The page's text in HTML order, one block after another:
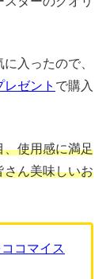
入ったので、
レゼント で購入
、使用感に満足
さん美味しいお
コマイス